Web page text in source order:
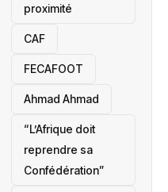
proximité
CAF
FECAFOOT
‎Ahmad Ahmad
“L’Afrique doit
reprendre sa
Confédération”